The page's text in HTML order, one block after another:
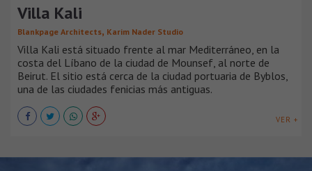
Villa Kali
Blankpage Architects, Karim Nader Studio
Villa Kali está situado frente al mar Mediterráneo, en la
costa del Líbano de la ciudad de Mounsef, al norte de
Beirut. El sitio está cerca de la ciudad portuaria de Byblos,
una de las ciudades fenicias más antiguas.
VER +